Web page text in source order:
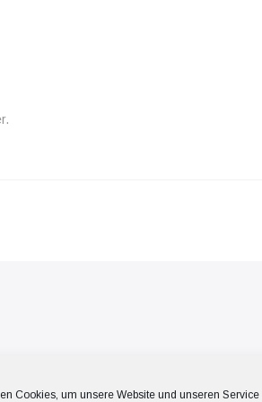
Cookies, um unsere Website und unseren